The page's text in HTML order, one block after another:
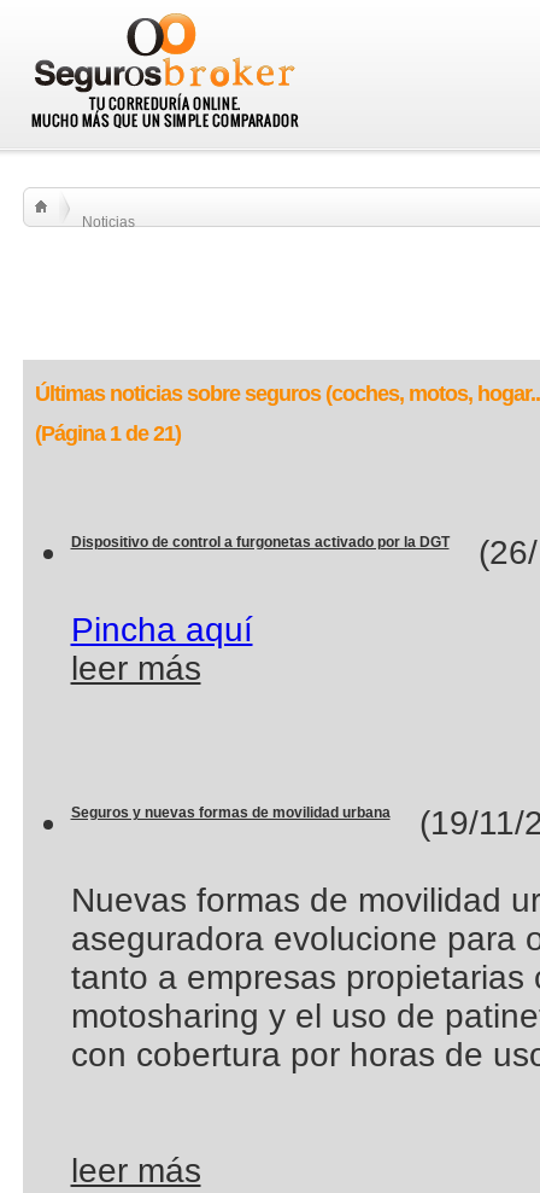
Noticias
Últimas noticias sobre seguros (coches, motos,
(Página 1 de 21)
Dispositivo de control a furgonetas activado por la DGT(26/
Pincha aquí
leer más
Seguros y nuevas formas de movilidad urbana(19/11/
Nuevas formas de movilidad
aseguradora evolucione para
tanto a empresas
motosharing y el uso de
con cobertura por horas de
leer más